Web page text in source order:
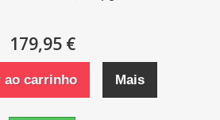
179,95 €
ao carrinho Mais